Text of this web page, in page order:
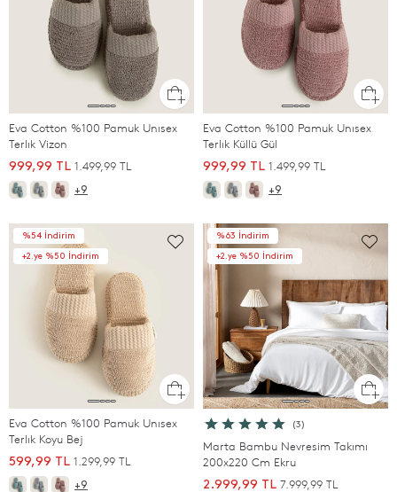
Eva Cotton %100 Pamuk Unısex
Terlık Vizon
999,99 TL 1.499,99 TL
+9
Eva Cotton %100 Pamuk Unısex
Terlık Küllü Gül
999,99 TL 1.499,99 TL
+9
%54 İndirim
+2.ye %50 İndirim
Eva Cotton %100 Pamuk Unısex
Terlık Koyu Bej
599,99 TL 1.299,99 TL
+9
%63 İndirim
+2.ye %50 İndirim
(3)
Marta Bambu Nevresim Takımı
200x220 Cm Ekru
2.999,99 TL 7.999,99 TL